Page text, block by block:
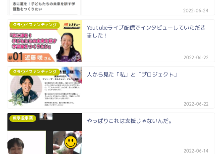
2022-06-24
クラウドファンディング
Youtubeライブ配信でインタビューしていただき
ました！
2022-06-22
クラウドファンディング 人から見た「私」と「プロジェクト」
2022-06-22
奨学金事業 やっぱりこれは支援じゃないんだ。
2022-06-14